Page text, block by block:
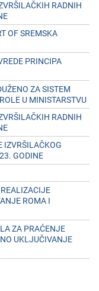
RADNIH
OF SREMSKA
PRINCIPA
ZA SISTЕM
U MINISTARSTVU
RADNIH
IZVRŠILAČKOG
GODINЕ
ROMA I
ZA PRAĆЕNJЕ
UKLJUČIVANJЕ